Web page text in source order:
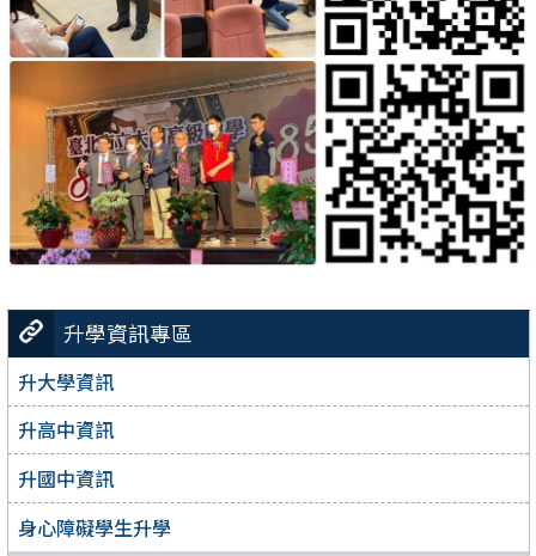
升學資訊專區
升大學資訊
升高中資訊
升國中資訊
身心障礙學生升學